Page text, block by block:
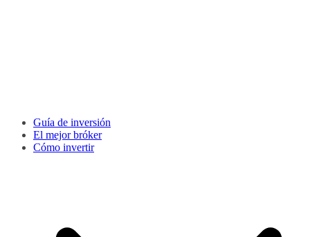
Guía de inversión
El mejor bróker
Cómo invertir